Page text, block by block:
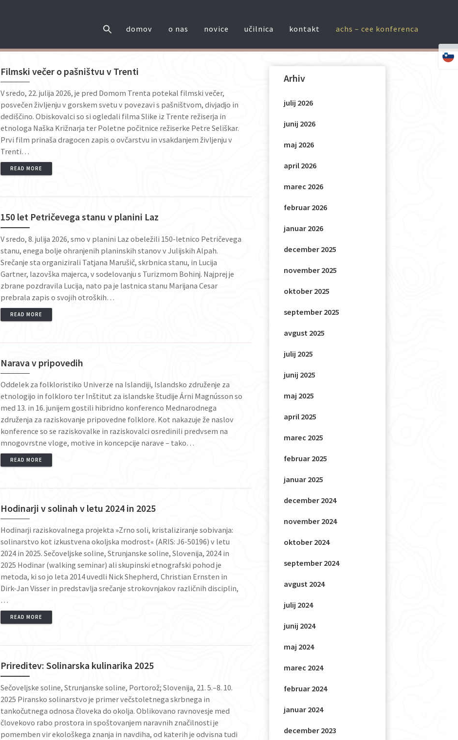
domov o nas novice učilnica kontakt achs – cee konferenca
Filmski večer o pašništvu v Trenti
V sredo, 22. julija 2026, je pred Domom Trenta potekal filmski večer,
posvečen življenju v gorskem svetu v povezavi s pašništvom, divjadjo in
dediščino. Obiskovalci so si ogledali filma Slike iz Trente režiserja in
etnologa Naška Križnarja ter Poletne počitnice režiserke Petre Seliškar.
Prvi film prinaša dragocen zapis o ovčarstvu in vsakdanjem življenju v
Trenti…
READ MORE
150 let Petričevega stanu v planini Laz
V sredo, 8. julija 2026, smo v planini Laz obeležili 150-letnico Petričevega
stanu, enega bolje ohranjenih planinskih stanov v Julijskih Alpah.
Srečanje sta organizirali Tatjana Marušič, skrbnica stanu, in Lucija
Gartner, lazovška majerca, v sodelovanju s Turizmom Bohinj. Najprej je
zbrane pozdravila Lucija, nato pa je lastnica stanu Marijana Cesar
prebrala zapis o svojih otroških…
READ MORE
Narava v pripovedih
Oddelek za folkloristiko Univerze na Islandiji, Islandsko združenje za
etnologijo in folkloro ter Inštitut za islandske študije Árni Magnússon so
med 13. in 16. junijem gostili hibridno konferenco Mednarodnega
združenja za raziskovanje pripovedne folklore. Kot nakazuje že naslov
konference so se raziskovalke in raziskovalci osredinili predvsem na
mnogovrstne vloge, motive in koncepcije narave – tako…
READ MORE
Hodinarji v solinah v letu 2024 in 2025
Hodinarji raziskovalnega projekta »Zrno soli, kristaliziranje sobivanja:
solinarstvo kot izkustvena okoljska modrost« (ARIS: J6-50196) v letu
2024 in 2025. Sečoveljske soline, Strunjanske soline, Slovenija, 2024 in
2025 Hodinar (walking seminar) ali skupinski etnografski pohod je
metoda, ki so jo leta 2014 uvedli Nick Shepherd, Christian Ernsten in
Dirk-Jan Visser in predstavlja srečanje strokovnjakov različnih disciplin,
…
READ MORE
Prireditev: Solinarska kulinarika 2025
Sečoveljske soline, Strunjanske soline, Portorož; Slovenija, 21. 5.–8. 10.
2025 Piransko solinarstvo je primer večstoletnega skrbnega in
tankočutnega odnosa človeka do okolja. Oblikovano ravnovesje med
človekovo rabo prostora in spoštovanjem naravnih značilnosti je
pomemben vir ekološkega znanja in navdiha, od katerih je odvisna tudi
Arhiv
julij 2026
junij 2026
maj 2026
april 2026
marec 2026
februar 2026
januar 2026
december 2025
november 2025
oktober 2025
september 2025
avgust 2025
julij 2025
junij 2025
maj 2025
april 2025
marec 2025
februar 2025
januar 2025
december 2024
november 2024
oktober 2024
september 2024
avgust 2024
julij 2024
junij 2024
maj 2024
marec 2024
februar 2024
januar 2024
december 2023